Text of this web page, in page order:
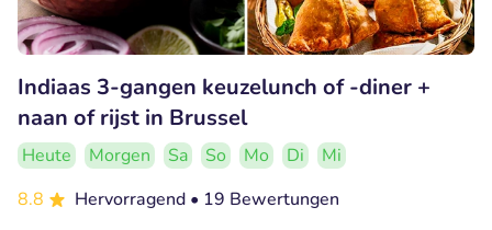
Indiaas 3-gangen keuzelunch of -diner +
naan of rijst in Brussel
Heute Morgen Sa So Mo Di
Mi
8.8
Hervorragend • 19 Bewertungen